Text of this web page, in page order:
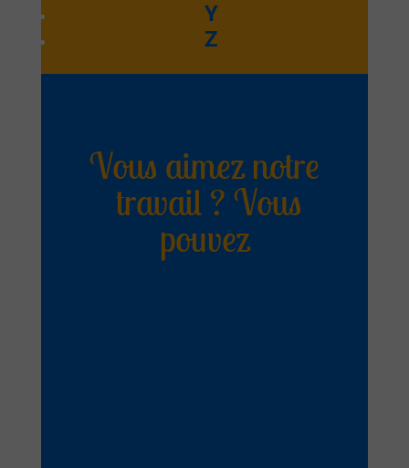
Y
Z
Vous aimez notre
travail ? Vous
pouvez
miséricorde